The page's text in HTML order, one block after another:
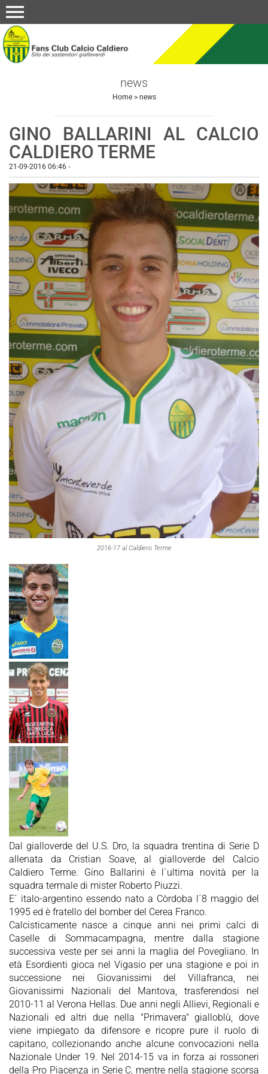
menu
news
Home> news
GINO BALLARINI AL CALCIO
CALDIERO TERME
21-09-2016 06:46 -
2016-17 al Caldiero Terme
Dal gialloverde del U.S. Dro, la squadra trentina di Serie D
allenata da Cristian Soave, al gialloverde del Calcio
Caldiero Terme. Gino Ballarini è l´ultima novità per la
squadra termale di mister Roberto Piuzzi.
E´ italo-argentino essendo nato a Còrdoba l´8 maggio del
1995 ed è fratello del bomber del Cerea Franco.
Calcisticamente nasce a cinque anni nei primi calci di
Caselle di Sommacampagna, mentre dalla stagione
successiva veste per sei anni la maglia del Povegliano. In
età Esordienti gioca nel Vigasio per una stagione e poi in
successione nei Giovanissimi del Villafranca, nei
Giovanissimi Nazionali del Mantova, trasferendosi nel
2010-11 al Verona Hellas. Due anni negli Allievi, Regionali e
Nazionali ed altri due nella "Primavera" gialloblù, dove
viene impiegato da difensore e ricopre pure il ruolo di
capitano, collezionando anche alcune convocazioni nella
Nazionale Under 19. Nel 2014-15 va in forza ai rossoneri
della Pro Piacenza in Serie C, mentre nella stagione scorsa